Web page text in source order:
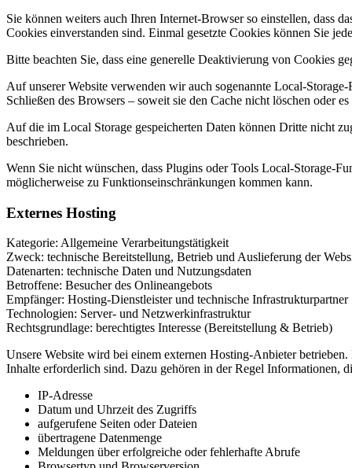
Sie können weiters auch Ihren Internet-Browser so einstellen, dass
Cookies einverstanden sind. Einmal gesetzte Cookies können Sie
Bitte beachten Sie, dass eine generelle Deaktivierung von Cookies
Auf unserer Website verwenden wir auch sogenannte Local-
Schließen des Browsers – soweit sie den Cache nicht löschen oder
Auf die im Local Storage gespeicherten Daten können Dritte nicht
beschrieben.
Wenn Sie nicht wünschen, dass Plugins oder Tools Local-Storage-
möglicherweise zu Funktionseinschränkungen kommen kann.
Externes Hosting
Kategorie: Allgemeine Verarbeitungstätigkeit
Zweck: technische Bereitstellung, Betrieb und Auslieferung der
Datenarten: technische Daten und Nutzungsdaten
Betroffene: Besucher des Onlineangebots
Empfänger: Hosting-Dienstleister und technische Infrastrukturpartner
Technologien: Server- und Netzwerkinfrastruktur
Rechtsgrundlage: berechtigtes Interesse (Bereitstellung & Betrieb)
Unsere Website wird bei einem externen Hosting-Anbieter
Inhalte erforderlich sind. Dazu gehören in der Regel Informationen,
IP-Adresse
Datum und Uhrzeit des Zugriffs
aufgerufene Seiten oder Dateien
übertragene Datenmenge
Meldungen über erfolgreiche oder fehlerhafte Abrufe